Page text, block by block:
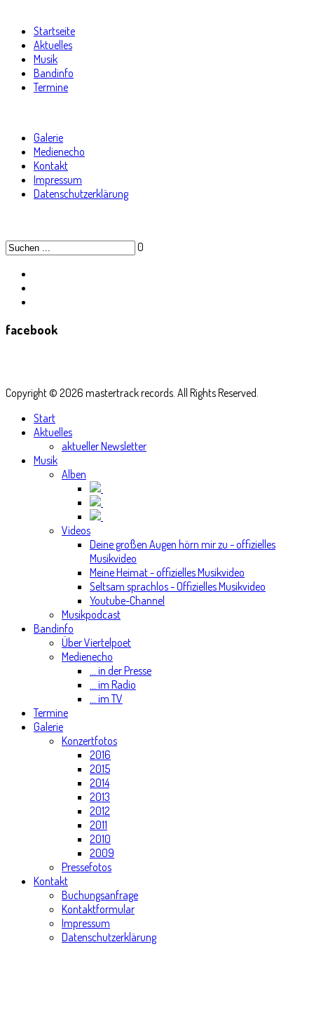
Startseite
Aktuelles
Musik
Bandinfo
Termine
Galerie
Medienecho
Kontakt
Impressum
Datenschutzerklärung
0
facebook
Copyright © 2026 mastertrack records. All Rights Reserved.
Start
Aktuelles
aktueller Newsletter
Musik
Alben
Videos
Deine großen Augen hörn mir zu - offizielles
Musikvideo
Meine Heimat - offizielles Musikvideo
Seltsam sprachlos - Offizielles Musikvideo
Youtube-Channel
Musikpodcast
Bandinfo
Über Viertelpoet
Medienecho
... in der Presse
... im Radio
... im TV
Termine
Galerie
Konzertfotos
2016
2015
2014
2013
2012
2011
2010
2009
Pressefotos
Kontakt
Buchungsanfrage
Kontaktformular
Impressum
Datenschutzerklärung